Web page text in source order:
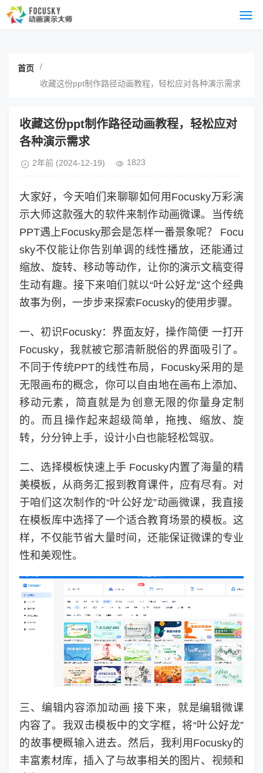
首页
/
收藏这份ppt制作路径动画教程，轻松应对各种演示需求
收藏这份ppt制作路径动画教程，轻松应对
各种演示需求
2年前 (2024-12-19) 1823
大家好，今天咱们来聊聊如何用Focusky万彩演
示大师这款强大的软件来制作动画微课。当传统
PPT遇上Focusky那会是怎样一番景象呢？ Focu
sky不仅能让你告别单调的线性播放，还能通过
缩放、旋转、移动等动作，让你的演示文稿变得
生动有趣。接下来咱们就以“叶公好龙”这个经典
故事为例，一步步来探索Focusky的使用步骤。
一、初识Focusky：界面友好，操作简便 一打开
Focusky，我就被它那清新脱俗的界面吸引了。
不同于传统PPT的线性布局，Focusky采用的是
无限画布的概念，你可以自由地在画布上添加、
移动元素，简直就是为创意无限的你量身定制
的。而且操作起来超级简单，拖拽、缩放、旋
转，分分钟上手，设计小白也能轻松驾驭。
二、选择模板快速上手 Focusky内置了海量的精
美模板，从商务汇报到教育课件，应有尽有。对
于咱们这次制作的“叶公好龙”动画微课，我直接
在模板库中选择了一个适合教育场景的模板。这
样，不仅能节省大量时间，还能保证微课的专业
性和美观性。
三、编辑内容添加动画 接下来，就是编辑微课
内容了。我双击模板中的文字框，将“叶公好龙”
的故事梗概输入进去。然后，我利用Focusky的
丰富素材库，插入了与故事相关的图片、视频和